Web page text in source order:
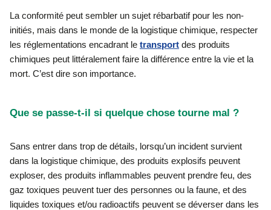
La conformité peut sembler un sujet rébarbatif pour les non-
initiés, mais dans le monde de la logistique chimique, respecter
les réglementations encadrant le transport des produits
chimiques peut littéralement faire la différence entre la vie et la
mort. C’est dire son importance.
Que se passe-t-il si quelque chose tourne mal ?
Sans entrer dans trop de détails, lorsqu’un incident survient
dans la logistique chimique, des produits explosifs peuvent
exploser, des produits inflammables peuvent prendre feu, des
gaz toxiques peuvent tuer des personnes ou la faune, et des
liquides toxiques et/ou radioactifs peuvent se déverser dans les